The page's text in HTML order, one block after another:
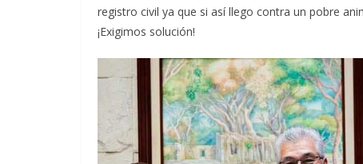
registro civil ya que si así llego contra un pobre
¡Exigimos solución!